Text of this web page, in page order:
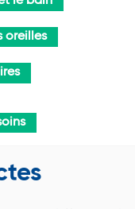
oreilles